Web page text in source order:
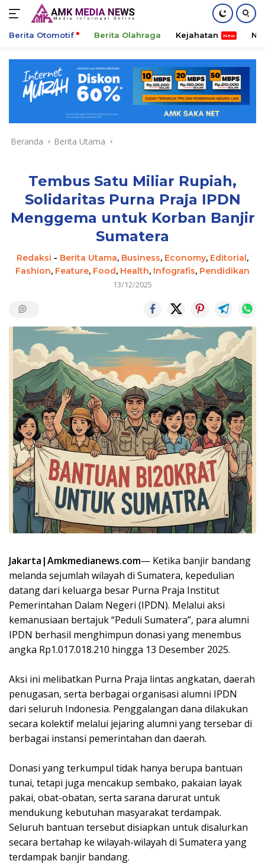
konten
Berita Otomotif Berita Olahraga Kejahatan
Beranda Berita Utama
Tembus Satu Miliar Rupiah,
Solidaritas Purna Praja IPDN
Menggema untuk Korban Banjir
Sumatera
Redaksi - Berita Utama, Business, Economy, Editorial,
Fashion, Feature, Food, Health, Infografis, Pendidikan
13/12/2025
Jakarta|Amkmedianews.com— Ketika banjir bandang
melanda sejumlah wilayah di Sumatera, kepedulian
datang dari keluarga besar Purna Praja Institut
Pemerintahan Dalam Negeri (IPDN). Melalui aksi
kemanusiaan bertajuk “Peduli Sumatera”, para alumni
IPDN berhasil menghimpun donasi yang menembus
angka Rp1.017.018.210 hingga 13 Desember 2025.
Aksi ini melibatkan Purna Praja lintas angkatan, daerah
penugasan, serta berbagai organisasi alumni IPDN
dari seluruh Indonesia. Penggalangan dana dilakukan
secara kolektif melalui jejaring alumni yang tersebar di
berbagai instansi pemerintahan dan daerah.
Donasi yang terkumpul tidak hanya berupa bantuan
tunai, tetapi juga mencakup sembako, pakaian layak
pakai, obat-obatan, serta sarana darurat untuk
mendukung kebutuhan masyarakat terdampak.
Seluruh bantuan tersebut disiapkan untuk disalurkan
secara bertahap ke wilayah-wilayah di Sumatera yang
terdampak banjir bandang.